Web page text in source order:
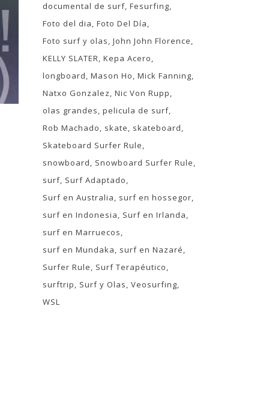
documental de surf Fesurfing
Foto del dia Foto Del Día
Foto surf y olas John John Florence
KELLY SLATER Kepa Acero
longboard Mason Ho Mick Fanning
Natxo Gonzalez Nic Von Rupp
olas grandes pelicula de surf
Rob Machado
skate
skateboard
Skateboard Surfer Rule
snowboard
Snowboard Surfer Rule
surf Surf Adaptado
Surf en Australia
surf en hossegor
surf en Indonesia
Surf en Irlanda
surf en Marruecos
surf en Mundaka
surf en Nazaré
Surfer Rule
Surf Terapéutico
surftrip
Surf y Olas Veosurfing
WSL